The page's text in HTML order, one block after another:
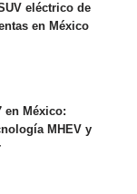
eléctrico de
en México
en México:
MHEV y